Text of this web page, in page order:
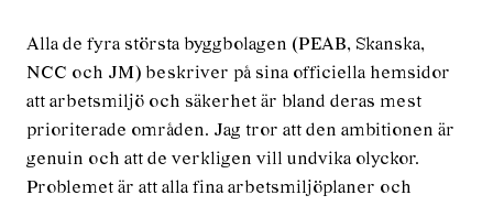
Alla de fyra största byggbolagen (PEAB, Skanska,
NCC och JM) beskriver på sina officiella hemsidor
att arbetsmiljö och säkerhet är bland deras mest
prioriterade områden. Jag tror att den ambitionen är
genuin och att de verkligen vill undvika olyckor.
Problemet är att alla fina arbetsmiljöplaner och